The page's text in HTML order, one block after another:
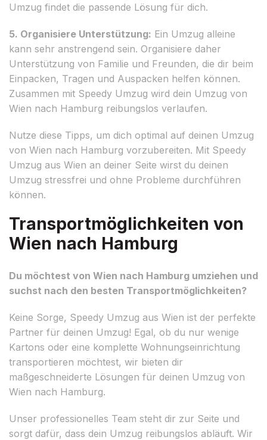
Umzug findet die passende Lösung für dich.
5. Organisiere Unterstützung: Ein Umzug alleine
kann sehr anstrengend sein. Organisiere daher
Unterstützung von Familie und Freunden, die dir beim
Einpacken, Tragen und Auspacken helfen können.
Zusammen mit Speedy Umzug wird dein Umzug von
Wien nach Hamburg reibungslos verlaufen.
Nutze diese Tipps, um dich optimal auf deinen Umzug
von Wien nach Hamburg vorzubereiten. Mit Speedy
Umzug aus Wien an deiner Seite wirst du deinen
Umzug stressfrei und ohne Probleme durchführen
können.
Transportmöglichkeiten von
Wien nach Hamburg
Du möchtest von Wien nach Hamburg umziehen und
suchst nach den besten Transportmöglichkeiten?
Keine Sorge, Speedy Umzug aus Wien ist der perfekte
Partner für deinen Umzug! Egal, ob du nur wenige
Kartons oder eine komplette Wohnungseinrichtung
transportieren möchtest, wir bieten dir
maßgeschneiderte Lösungen für deinen Umzug von
Wien nach Hamburg.
Unser professionelles Team steht dir zur Seite und
sorgt dafür, dass dein Umzug reibungslos abläuft. Wir